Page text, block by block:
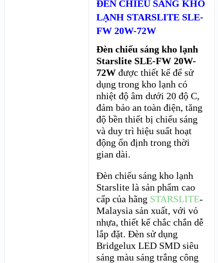
ĐÈN CHIẾU SÁNG KHO
LẠNH STARSLITE SLE-
FW 20W-72W
Đèn chiếu sáng kho lạnh
Starslite SLE-FW 20W-
72Wđược thiết kế để sử
dụng trong kho lạnh có
nhiệt độ âm dưới 20 độ C,
đảm bảo an toàn điện, tăng
độ bền thiết bị chiếu sáng
và duy trì hiệu suất hoạt
động ổn định trong thời
gian dài.
Đèn chiếu sáng kho lạnh
Starslite là sản phẩm cao
cấp của hãng STARSLITE-
Malaysia sản xuất, với vỏ
nhựa, thiết kế chắc chắn dễ
lắp đặt. Đèn sử dụng
Bridgelux LED SMD siêu
sáng màu sáng trắng công